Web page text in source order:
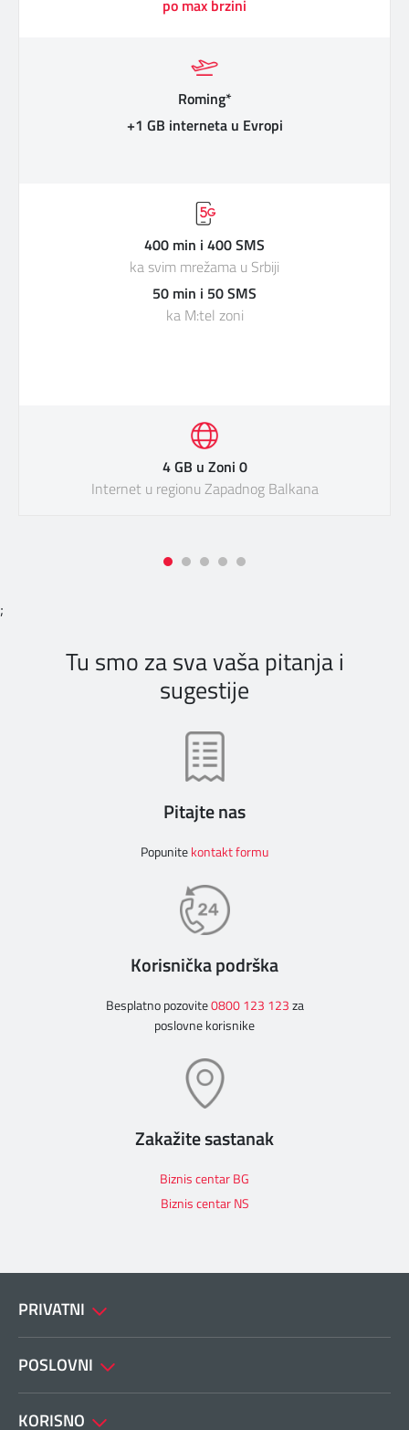
po max brzini
Roming*
+1 GB interneta u Evropi
400 min i 400 SMS
ka svim mrežama u Srbiji
50 min i 50 SMS
ka M:tel zoni
4 GB u Zoni 0
Internet u regionu Zapadnog Balkana
;
Tu smo za sva vaša pitanja i
sugestije
Pitajte nas
Popunitekontakt formu
Korisnička podrška
Besplatno pozovite0800 123 123za
poslovne korisnike
Zakažite sastanak
Biznis centar BG
Biznis centar NS
PRIVATNI
POSLOVNI
KORISNO